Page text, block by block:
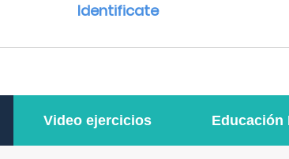
Identificate
Video ejercicios Educación